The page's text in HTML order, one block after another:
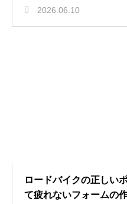
2026.06.10
ロードバイクの正しい
て疲れないフォームの